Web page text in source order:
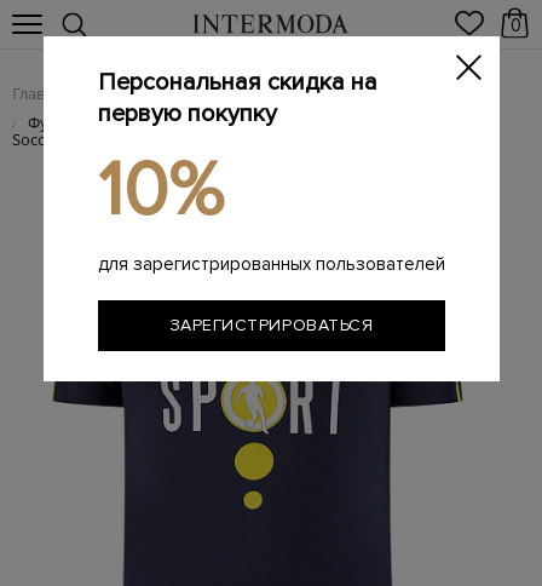
0
Главная Мужчинам / Одежда / Футболки
/ Футболка из&nbsp;хлопкового джерси с&nbsp;аппликацией
Soccer
Персональная скидка на
первую покупку
10%
для зарегистрированных пользователей
ЗАРЕГИСТРИРОВАТЬСЯ